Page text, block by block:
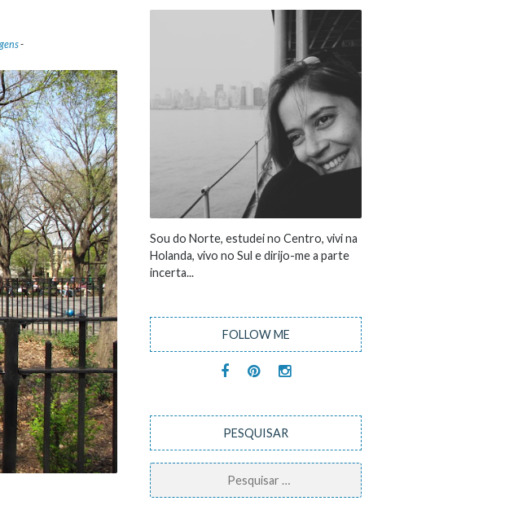
-
Sou do Norte, estudei no Centro, vivi na
Holanda, vivo no Sul e dirijo-me a parte
incerta...
FOLLOW ME
PESQUISAR
Pesquisar
por: